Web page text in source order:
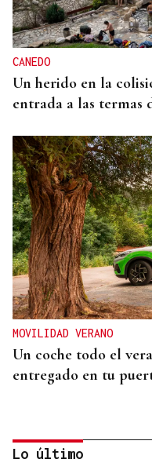
CANEDO
Un herido en la
entrada a las termas
MOVILIDAD VERANO
Un coche todo el
entregado en tu
Lo último